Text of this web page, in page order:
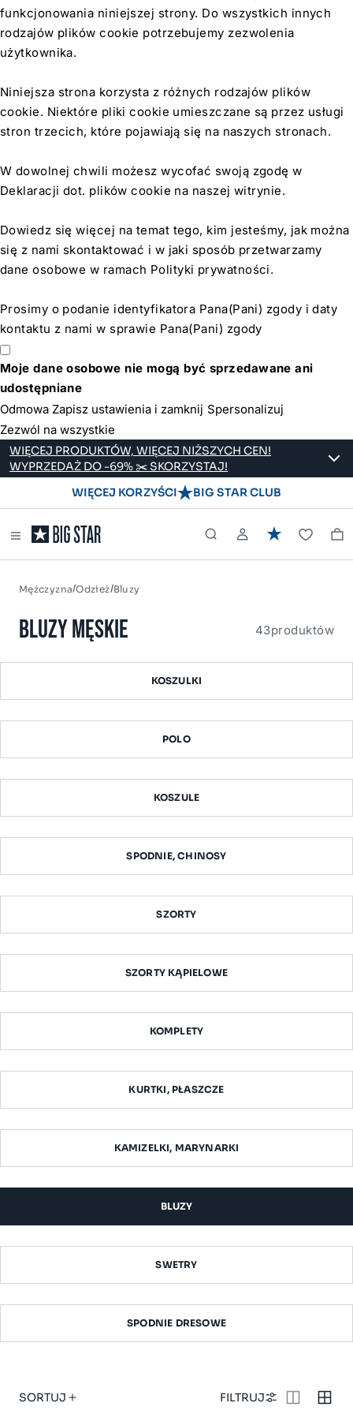
funkcjonowania niniejszej strony. Do wszystkich innych
rodzajów plików cookie potrzebujemy zezwolenia
użytkownika.
Niniejsza strona korzysta z różnych rodzajów plików
cookie. Niektóre pliki cookie umieszczane są przez usługi
stron trzecich, które pojawiają się na naszych stronach.
W dowolnej chwili możesz wycofać swoją zgodę w
Deklaracji dot. plików cookie na naszej witrynie.
Dowiedz się więcej na temat tego, kim jesteśmy, jak można
się z nami skontaktować i w jaki sposób przetwarzamy
dane osobowe w ramach Polityki prywatności.
Prosimy o podanie identyfikatora Pana(Pani) zgody i daty
kontaktu z nami w sprawie Pana(Pani) zgody
Moje dane osobowe nie mogą być sprzedawane ani
udostępniane
Odmowa Zapisz ustawienia i zamknij Spersonalizuj
Zezwól na wszystkie
WIĘCEJ PRODUKTÓW, WIĘCEJ NIŻSZYCH CEN!
WYPRZEDAŻ DO -69% ✂️ SKORZYSTAJ!
WIĘCEJ KORZYŚCI
BIG STAR CLUB
Mężczyzna/Odzież/Bluzy
BLUZY MĘSKIE 43produktów
KOSZULKI
POLO
KOSZULE
SPODNIE, CHINOSY
SZORTY
SZORTY KĄPIELOWE
KOMPLETY
KURTKI, PŁASZCZE
KAMIZELKI, MARYNARKI
BLUZY
SWETRY
SPODNIE DRESOWE
FILTRUJ
SORTUJ